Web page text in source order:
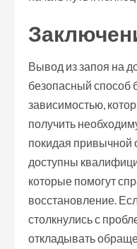
Вывод из запоя на
безопасный способ
зависимостью,
получить
покидая привычной
доступны
которые помогут
восстановление.
столкнулись с
откладывать